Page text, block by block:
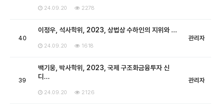
24.09.20 2278
40
이정우, 석사학위, 2023, 상법상 수하인의 지위와 …
24.09.20 1618
관리자
39
백기웅, 박사학위, 2023, 국제 구조화금융투자 신
디…
24.09.20 2126
관리자